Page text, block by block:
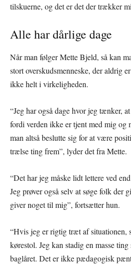
tilskuerne, og det er det der trækker
Alle har dårlige dage
Når man følger Mette Bjeld, så kan
stort overskudsmenneske, der aldrig
ikke helt i virkeligheden.
“Jeg har også dage hvor jeg tænker,
fordi verden ikke er tjent med mig og
man altså beslutte sig for at være
trælse ting frem”, lyder det fra Mette.
“Det har jeg måske lidt lettere ved
Jeg prøver også selv at søge folk der
giver noget til mig”, fortsætter hun.
“Hvis jeg er rigtig træt af situationen,
kørestol. Jeg kan stadig en masse
baglåret. Det er ikke pædagogisk